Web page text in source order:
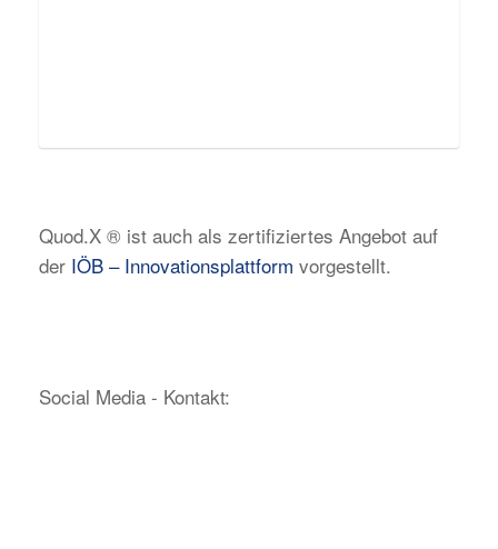
Quod.X ® ist auch als zertifiziertes Angebot auf
der IÖB – Innovationsplattform vorgestellt.
Social Media - Kontakt: